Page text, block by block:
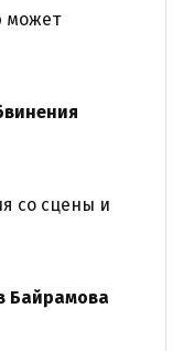
может
со сцены и
Байрамова